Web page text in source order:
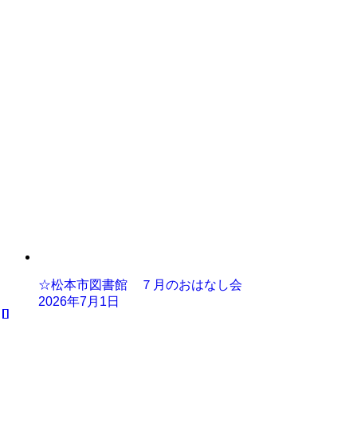
☆松本市図書館 ７月のおはなし会
2026年7月1日